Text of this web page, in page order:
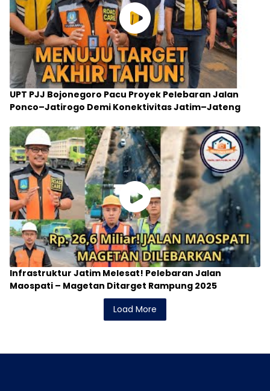
UPT PJJ Bojonegoro Pacu Proyek Pelebaran Jalan
Ponco–Jatirogo Demi Konektivitas Jatim–Jateng
Infrastruktur Jatim Melesat! Pelebaran Jalan
Maospati – Magetan Ditarget Rampung 2025
Load More